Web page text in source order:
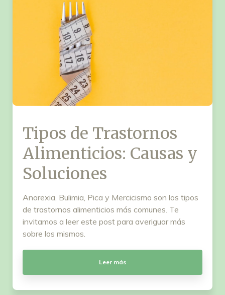
Tipos de Trastornos
Alimenticios: Causas y
Soluciones
Anorexia, Bulimia, Pica y Mercicismo son los tipos
de trastornos alimenticios más comunes. Te
invitamos a leer este post para averiguar más
sobre los mismos.
Leer más